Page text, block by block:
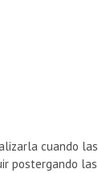
cuando las
postergando las